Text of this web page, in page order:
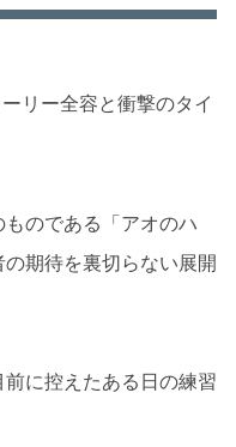
リー全容と衝撃のタイ
のである「アオのハ
期待を裏切らない展開
に控えたある日の練習